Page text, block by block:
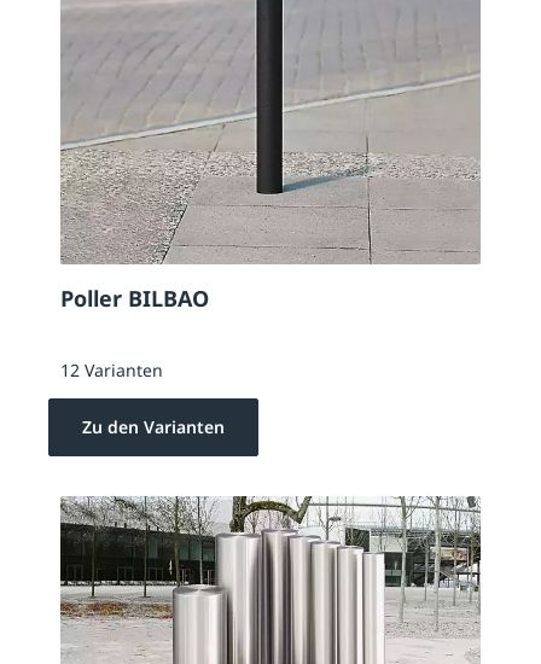
Poller BILBAO
12 Varianten
Zu den Varianten